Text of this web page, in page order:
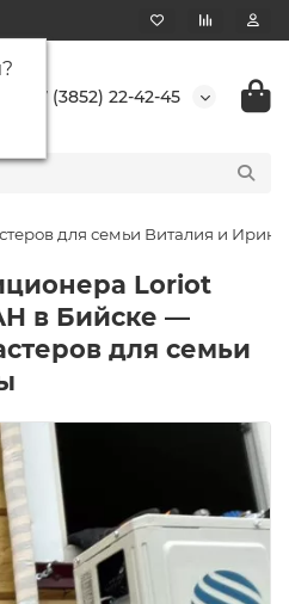
?
+7 (3852) 22-42-45
для семьи Виталия и Ирины
Loriot
в Бийске —
для семьи